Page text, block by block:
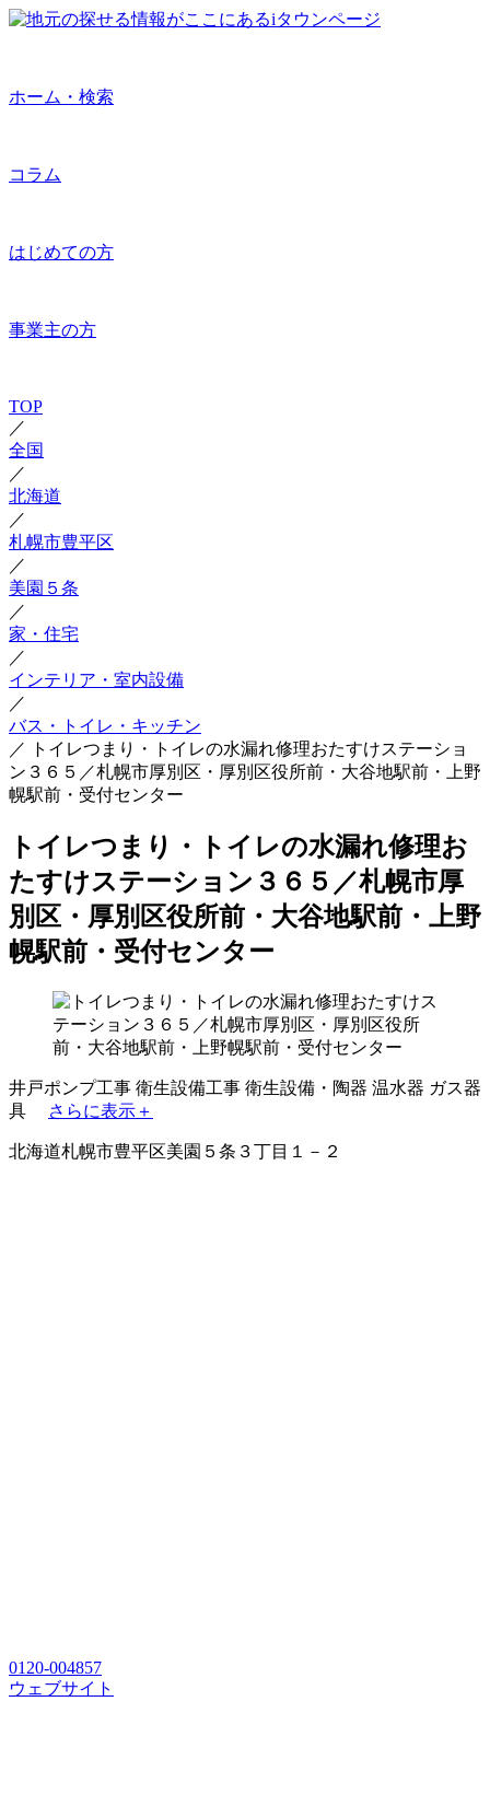
ホーム・検索
コラム
はじめての方
事業主の方
TOP
／
全国
／
北海道
／
札幌市豊平区
／
美園５条
／
家・住宅
／
インテリア・室内設備
／
バス・トイレ・キッチン
／
トイレつまり・トイレの水漏れ修理おたすけステーショ
ン３６５／札幌市厚別区・厚別区役所前・大谷地駅前・上野
幌駅前・受付センター
トイレつまり・トイレの水漏れ修理お
たすけステーション３６５／札幌市厚
別区・厚別区役所前・大谷地駅前・上野
幌駅前・受付センター
井戸ポンプ工事 衛生設備工事 衛生設備・陶器 温水器 ガス器
具
さらに表示＋
北海道札幌市豊平区美園５条３丁目１－２
0120-004857
ウェブサイト